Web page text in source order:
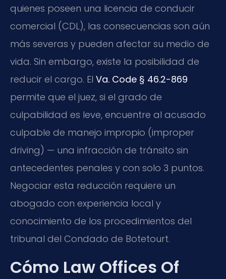
quienes poseen una licencia de conducir
comercial (CDL), las consecuencias son aún
más severas y pueden afectar su medio de
vida. Sin embargo, existe la posibilidad de
reducir el cargo. El Va. Code § 46.2-869
permite que el juez, si el grado de
culpabilidad es leve, encuentre al acusado
culpable de manejo impropio (improper
driving) — una infracción de tránsito sin
antecedentes penales y con solo 3 puntos.
Negociar esta reducción requiere un
abogado con experiencia local y
conocimiento de los procedimientos del
tribunal del Condado de Botetourt.
Cómo Law Offices Of